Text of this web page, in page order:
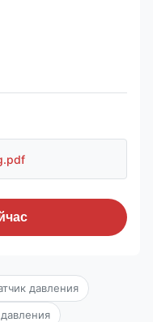
давления